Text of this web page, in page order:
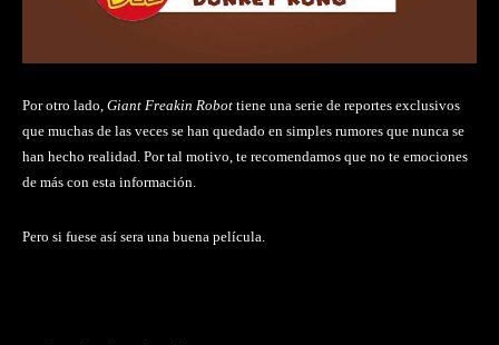
Por otro lado, Giant Freakin Robot tiene una serie de reportes exclusivos
que muchas de las veces se han quedado en simples rumores que nunca se
han hecho realidad. Por tal motivo, te recomendamos que no te emociones
de más con esta información.
Pero si fuese así sera una buena película.